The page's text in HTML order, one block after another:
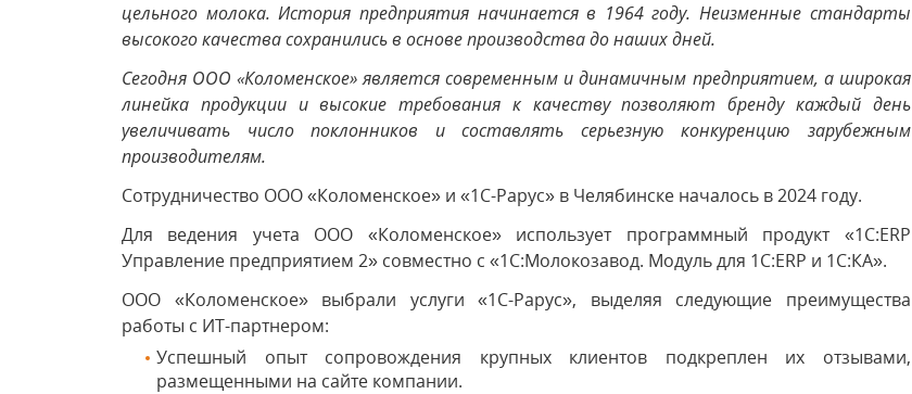
цельного молока. История предприятия начинается в 1964 году. Неизменные стандарты
высокого качества сохранились в основе производства до наших дней.
Сегодня ООО «Коломенское» является современным и динамичным предприятием, а широкая
линейка продукции и высокие требования к качеству позволяют бренду каждый день
увеличивать число поклонников и составлять серьезную конкуренцию зарубежным
производителям.
Сотрудничество ООО «Коломенское» и «1С-Рарус» в Челябинске началось в 2024 году.
Для ведения учета ООО «Коломенское» использует программный продукт «1С:ERP
Управление предприятием 2» совместно с «1С:Молокозавод. Модуль для 1C:ERP и 1С:КА».
ООО «Коломенское» выбрали услуги «1С-Рарус», выделяя следующие преимущества
работы с ИТ-партнером:
Успешный опыт сопровождения крупных клиентов подкреплен их отзывами,
размещенными на сайте компании.